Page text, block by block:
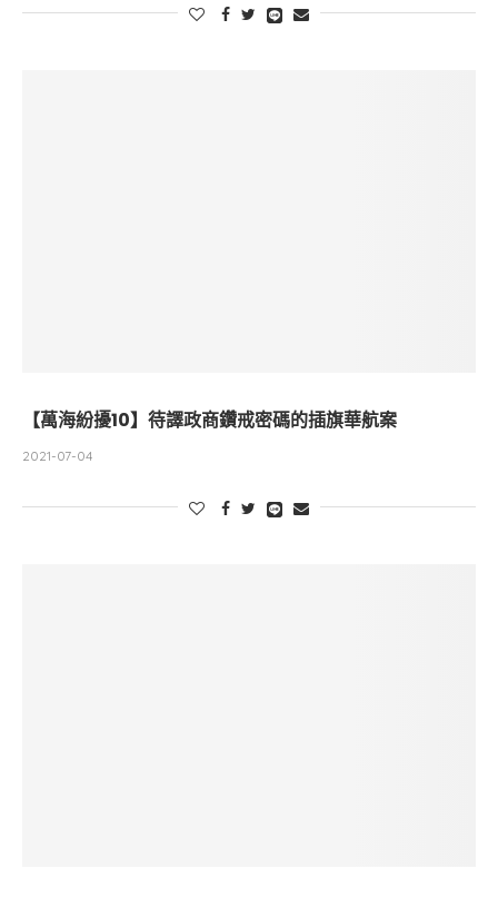
【萬海紛擾10】待譯政商鑽戒密碼的插旗華航案
2021-07-04